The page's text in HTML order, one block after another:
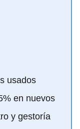
usados
en nuevos
y gestoría